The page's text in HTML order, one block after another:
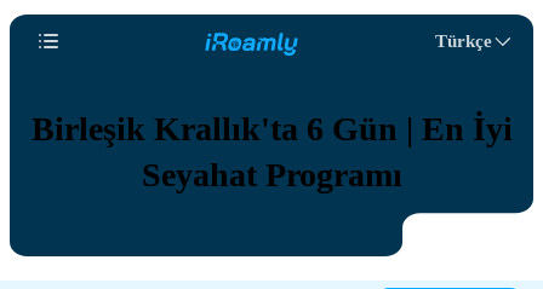
Türkçe
Birleşik Krallık'ta 6 Gün | En İyi
Seyahat Programı